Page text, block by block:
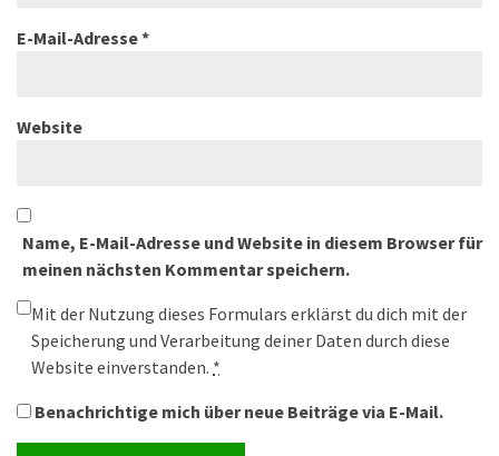
E-Mail-Adresse*
Website
Name, E-Mail-Adresse und Website in diesem Browser für
meinen nächsten Kommentar speichern.
Mit der Nutzung dieses Formulars erklärst du dich mit der
Speicherung und Verarbeitung deiner Daten durch diese
Website einverstanden. *
Benachrichtige mich über neue Beiträge via E-Mail.